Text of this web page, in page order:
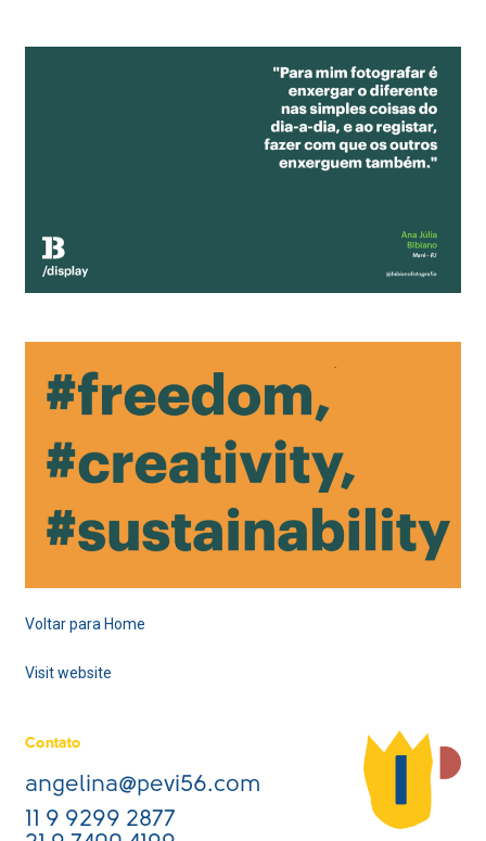
Voltar para Home
Visit website
Contato
angelina@pevi56.com
11 9 9299 2877